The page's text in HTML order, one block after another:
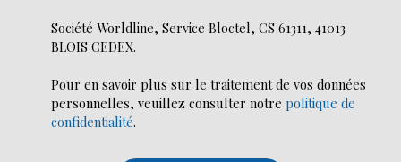
Société Worldline, Service Bloctel, CS 61311, 41013
BLOIS CEDEX.
Pour en savoir plus sur le traitement de vos données
personnelles, veuillez consulter notre politique de
confidentialité.